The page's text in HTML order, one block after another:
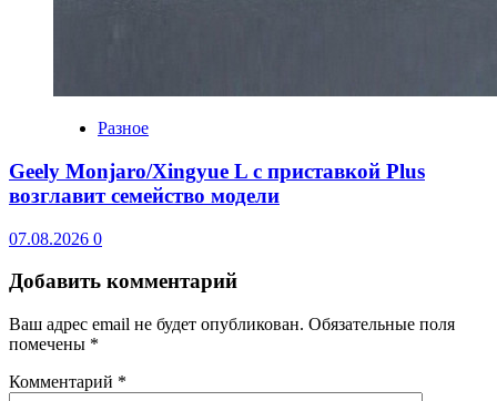
Разное
Geely Monjaro/Xingyue L с приставкой Plus
возглавит семейство модели
07.08.2026 0
Добавить комментарий
Ваш адрес email не будет опубликован. Обязательные поля
помечены *
Комментарий *